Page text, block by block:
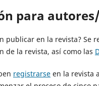
para
publicar en la revista? Se
de la revista, así como las
registrarse en la revista